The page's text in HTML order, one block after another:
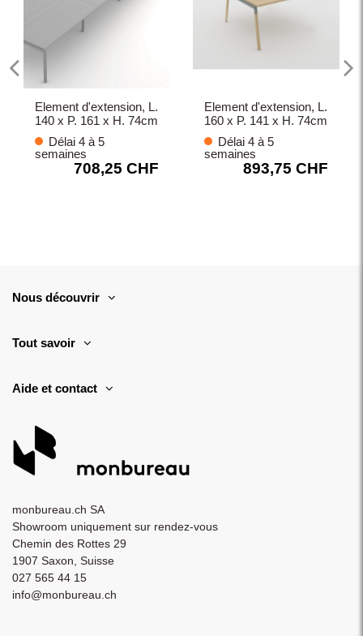
Element d'extension, L.
140 x P. 161 x H. 74cm
Délai 4 à 5
semaines
708,25 CHF
Element d'extension, L.
160 x P. 141 x H. 74cm
Délai 4 à 5
semaines
893,75 CHF
Nous découvrir
Tout savoir
Aide et contact
monbureau.ch SA
Showroom uniquement sur rendez-vous
Chemin des Rottes 29
1907 Saxon, Suisse
027 565 44 15
info@monbureau.ch